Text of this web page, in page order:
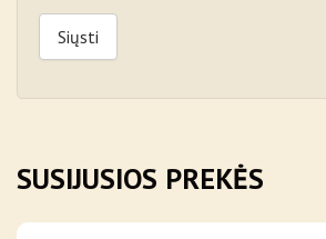
Siųsti
SUSIJUSIOS PREKĖS